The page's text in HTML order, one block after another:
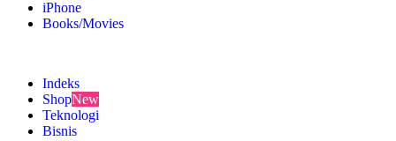
iPhone
Books/Movies
Indeks
ShopNew
Teknologi
Bisnis